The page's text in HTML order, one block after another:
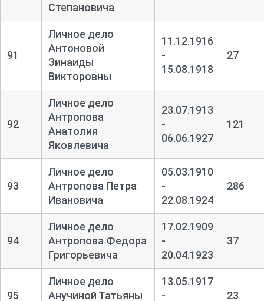
Степановича
91
Личное дело
Антоновой
Зинаиды
Викторовны
11.12.1916
-
15.08.1918
27
92
Личное дело
Антропова
Анатолия
Яковлевича
23.07.1913
-
06.06.1927
121
93
Личное дело
Антропова Петра
Ивановича
05.03.1910
-
22.08.1924
286
94
Личное дело
Антропова Федора
Григорьевича
17.02.1909
-
20.04.1923
37
95
Личное дело
Анучиной Татьяны
13.05.1917
-
23